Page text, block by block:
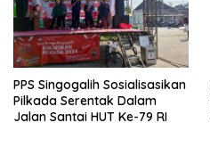
PPS Singogalih Sosialisasikan
Pilkada Serentak Dalam
Jalan Santai HUT Ke-79 RI